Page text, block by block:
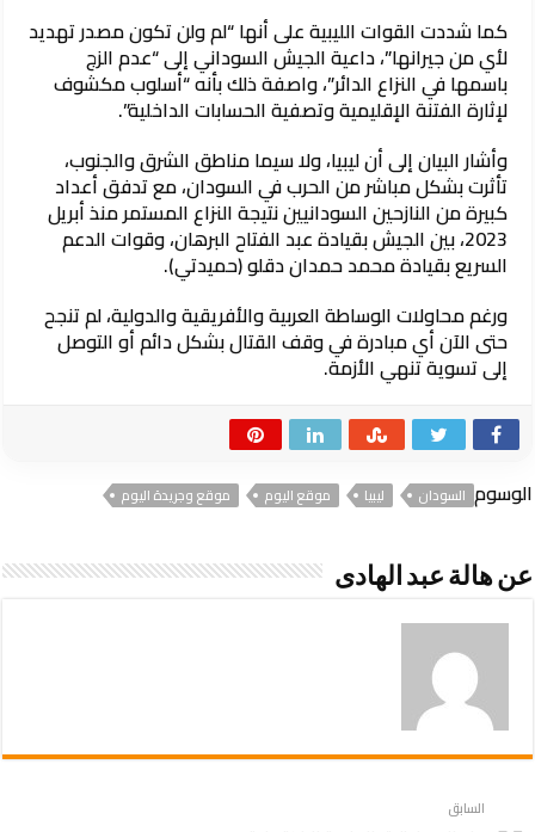
كما شددت القوات الليبية على أنها “لم ولن تكون مصدر تهديد
لأي من جيرانها”، داعية الجيش السوداني إلى “عدم الزج
باسمها في النزاع الدائر”، واصفة ذلك بأنه “أسلوب مكشوف
لإثارة الفتنة الإقليمية وتصفية الحسابات الداخلية”.
وأشار البيان إلى أن ليبيا، ولا سيما مناطق الشرق والجنوب،
تأثرت بشكل مباشر من الحرب في السودان، مع تدفق أعداد
كبيرة من النازحين السودانيين نتيجة النزاع المستمر منذ أبريل
2023، بين الجيش بقيادة عبد الفتاح البرهان، وقوات الدعم
السريع بقيادة محمد حمدان دقلو (حميدتي).
ورغم محاولات الوساطة العربية والأفريقية والدولية، لم تنجح
حتى الآن أي مبادرة في وقف القتال بشكل دائم أو التوصل
إلى تسوية تنهي الأزمة.
الوسوم السودان ليبيا موقع اليوم موقع وجريدة اليوم
عن هالة عبد الهادى
السابق